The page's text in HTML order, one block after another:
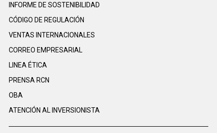
INFORME DE SOSTENIBILIDAD
CÓDIGO DE REGULACIÓN
VENTAS INTERNACIONALES
CORREO EMPRESARIAL
LINEA ÉTICA
PRENSA RCN
OBA
ATENCIÓN AL INVERSIONISTA